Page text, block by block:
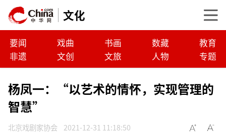
文化
要闻 戏曲 书画 数藏
教育
非遗
文创 文旅 人物 专题
杨凤一：“以艺术的情怀，实现管理的
智慧”
北京戏剧家协会 2021-12-31 11:18:50